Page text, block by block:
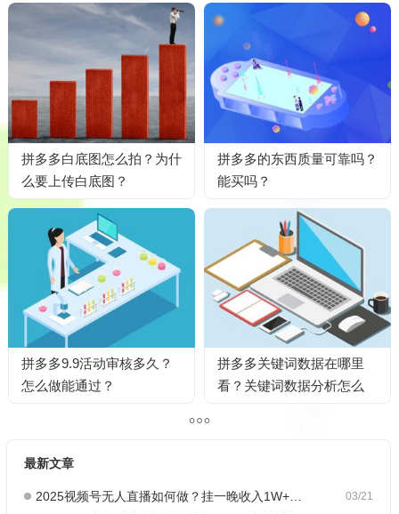
拼多多白底图怎么拍？为什
么要上传白底图？
拼多多的东西质量可靠吗？
能买吗？
拼多多9.9活动审核多久？
怎么做能通过？
拼多多关键词数据在哪里
看？关键词数据分析怎么
最新文章
03/21
2025视频号无人直播如何做？挂一晚收入1W+，这份教程，小白可做~